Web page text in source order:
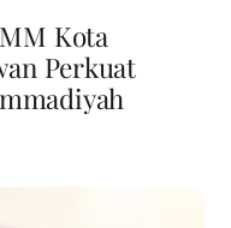
Kota
Perkuat